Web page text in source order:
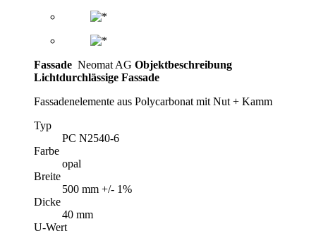
Fassade Neomat AG Objektbeschreibung
Lichtdurchlässige Fassade
Fassadenelemente aus Polycarbonat mit Nut + Kamm
Typ
PC N2540-6
Farbe
opal
Breite
500 mm +/- 1%
Dicke
40 mm
U-Wert